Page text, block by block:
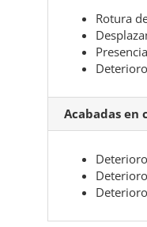
Rotura
Acabadas en